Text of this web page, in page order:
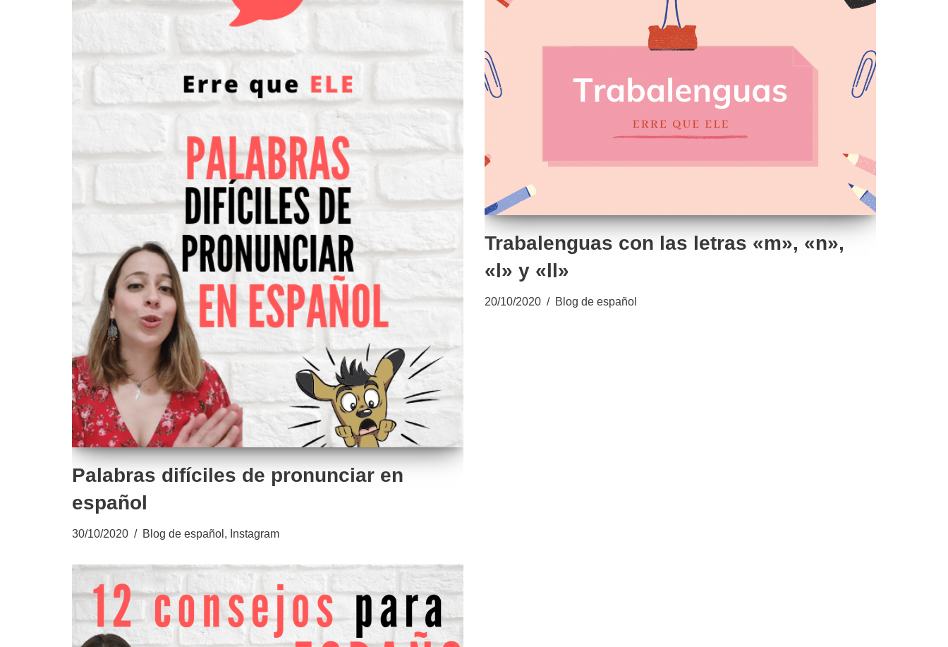
Palabras difíciles de pronunciar en
español
30/10/2020 Blog de español, Instagram
Trabalenguas con las letras «m», «n»,
«l» y «ll»
20/10/2020 Blog de español